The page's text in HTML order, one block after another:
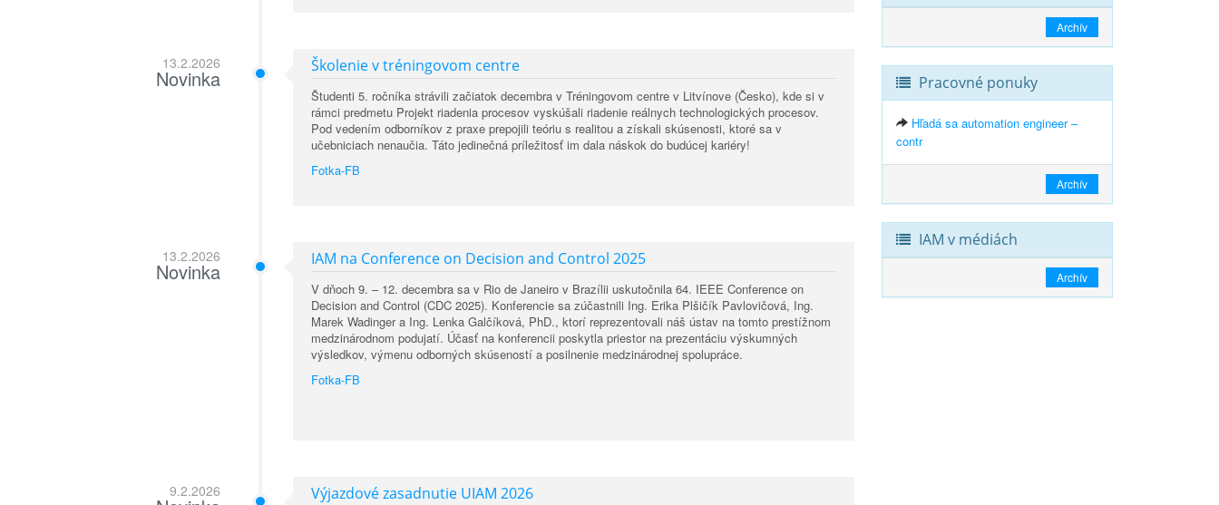
13.2.2026
Novinka Školenie v tréningovom centre
Študenti 5. ročníka strávili začiatok decembra v Tréningovom centre v Litvínove (Česko), kde si v
rámci predmetu Projekt riadenia procesov vyskúšali riadenie reálnych technologických procesov.
Pod vedením odborníkov z praxe prepojili teóriu s realitou a získali skúsenosti, ktoré sa v
učebniciach nenaučia. Táto jedinečná príležitosť im dala náskok do budúcej kariéry!
Fotka-FB
13.2.2026
Novinka IAM na Conference on Decision and Control 2025
V dňoch 9. – 12. decembra sa v Rio de Janeiro v Brazílii uskutočnila 64. IEEE Conference on
Decision and Control (CDC 2025). Konferencie sa zúčastnili Ing. Erika Plšičík Pavlovičová, Ing.
Marek Wadinger a Ing. Lenka Galčíková, PhD., ktorí reprezentovali náš ústav na tomto prestížnom
medzinárodnom podujatí. Účasť na konferencii poskytla priestor na prezentáciu výskumných
výsledkov, výmenu odborných skúseností a posilnenie medzinárodnej spolupráce.
Fotka-FB
9.2.2026 Výjazdové zasadnutie UIAM 2026
Archív
Pracovné ponuky
Hľadá sa automation engineer –
contr
Archív
IAM v médiách
Archív